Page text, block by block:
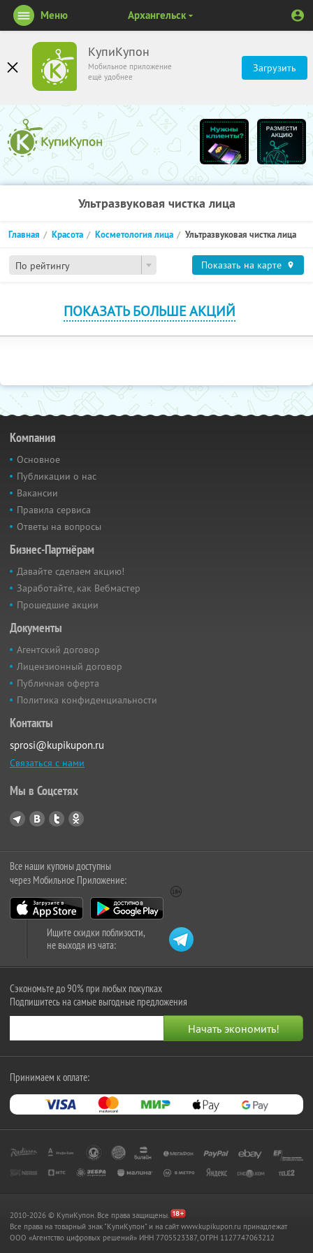
КупиКупон
Мобильное приложение
ещё удобнее
Загрузить
Меню Архангельск
Ультразвуковая чистка лица
По рейтингу
Главная Красота Косметология лица Ультразвуковая чистка лица
Показать на карте
ПОКАЗАТЬ БОЛЬШЕ АКЦИЙ
Компания
Основное
Публикации о нас
Вакансии
Правила сервиса
Ответы на вопросы
Бизнес-Партнёрам
Давайте сделаем акцию!
Заработайте, как Вебмастер
Прошедшие акции
Документы
Агентский договор
Лицензионный договор
Публичная оферта
Политика конфиденциальности
Контакты
sprosi@kupikupon.ru
Связаться с нами
Мы в Соцсетях
Все наши купоны доступны
через Мобильное Приложение:
Ищите скидки поблизости,
не выходя из чата:
Сэкономьте до 90% при любых покупках
Подпишитесь на самые выгодные предложения
Принимаем к оплате:
2010-2026 © КупиКупон. Все права защищены.
Все права на товарный знак "КупиКупон" и на сайт www.kupikupon.ru принадлежат
OOO «Агентство цифровых решений» ИНН 7705523387, ОГРН 1127747063212